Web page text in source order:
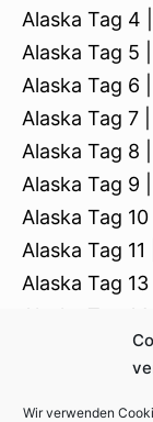
Wir verwenden
Alaska Tag 4
Alaska Tag 5
Alaska Tag 6
Alaska Tag 7
Alaska Tag 8
Alaska Tag 9
Alaska Tag
Alaska Tag
Alaska Tag
Alaska Tag
Alaska Tag